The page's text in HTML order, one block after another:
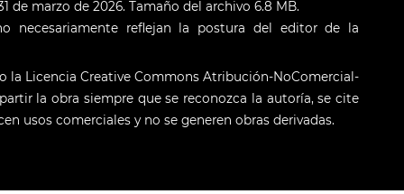
de marzo de 2026. Tamaño del archivo 6.8 MB.
necesariamente reflejan la postura del editor de la
la Licencia Creative Commons Atribución-NoComercial-
la obra siempre que se reconozca la autoría, se cite
usos comerciales y no se generen obras derivadas.